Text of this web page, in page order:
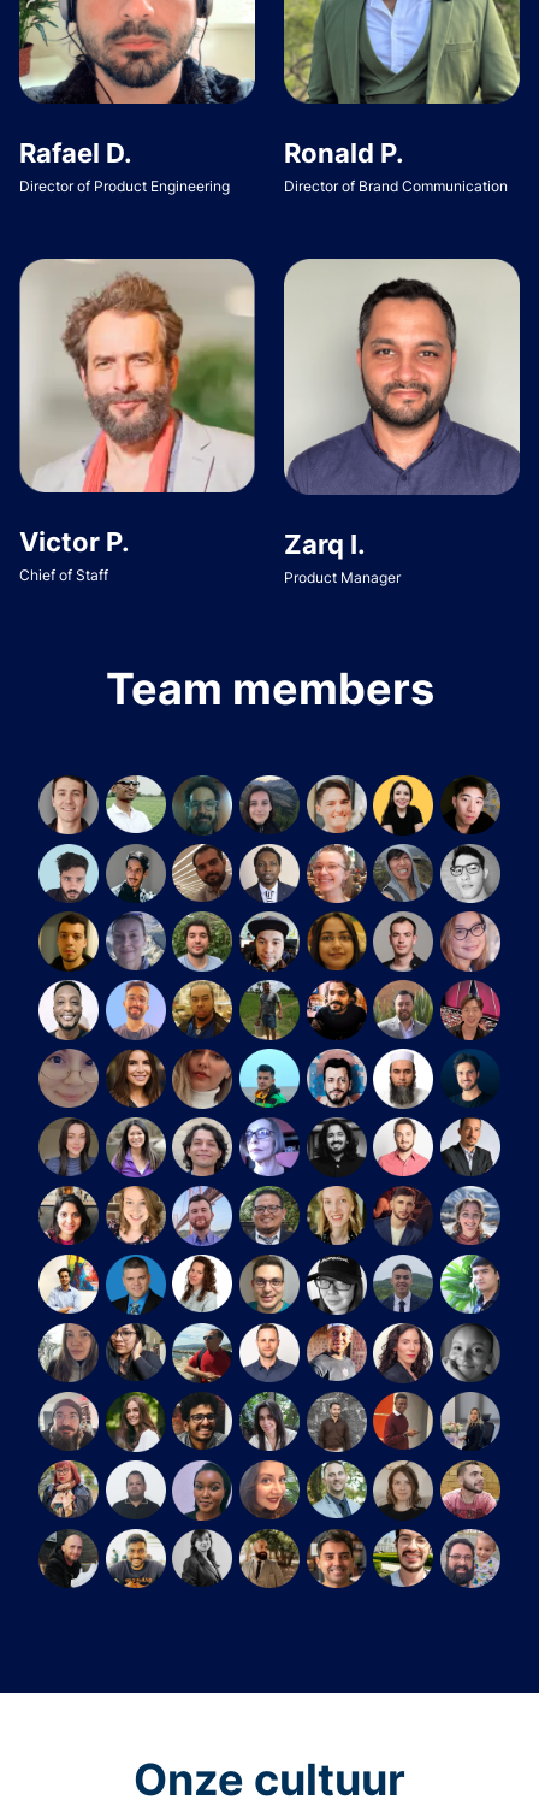
Rafael D.
Director of Product Engineering
Ronald P.
Director of Brand Communication
Victor P.
Chief of Staff
Zarq I.
Product Manager
Team members
Onze cultuur